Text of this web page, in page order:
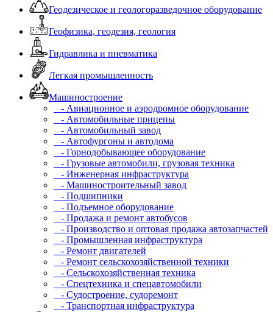
Геодезическое и геологоразведочное оборудование
Геофизика, геодезия, геология
Гидравлика и пневматика
Легкая промышленность
Машиностроение
- Авиационное и аэродромное оборудование
- Автомобильные прицепы
- Автомобильный завод
- Автофургоны и автодома
- Горнодобывающее оборудование
- Грузовые автомобили, грузовая техника
- Инженерная инфраструктура
- Машиностроительный завод
- Подшипники
- Подъемное оборудование
- Продажа и ремонт автобусов
- Производство и оптовая продажа автозапчастей
- Промышленная инфраструктура
- Ремонт двигателей
- Ремонт сельскохозяйственной техники
- Сельскохозяйственная техника
- Спецтехника и спецавтомобили
- Судостроение, судоремонт
- Транспортная инфраструктура